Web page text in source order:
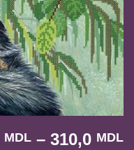
MDL – 310,0 MDL